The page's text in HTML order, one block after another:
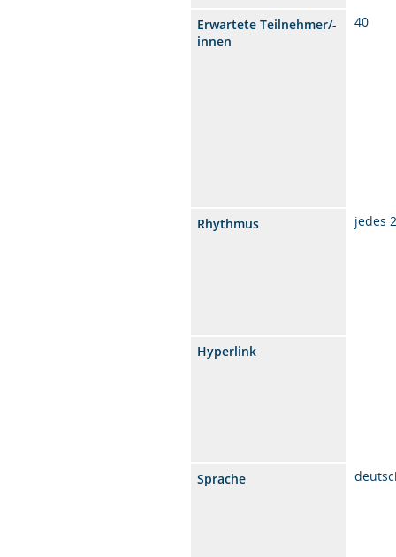
Erwartete Teilnehmer/-
innen
40
Rhythmus jedes
Hyperlink
Sprache